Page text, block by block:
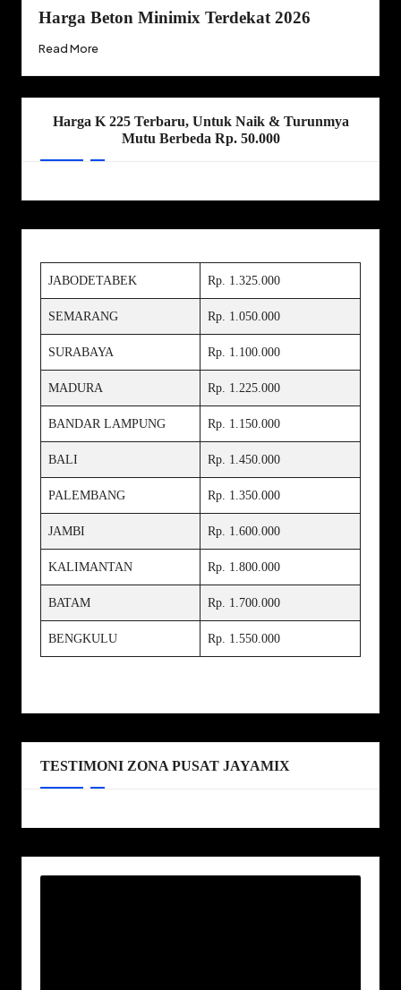
Harga Beton Minimix Terdekat 2026
Read More
Harga K 225 Terbaru, Untuk Naik & Turunmya
Mutu Berbeda Rp. 50.000
JABODETABEK Rp. 1.325.000
SEMARANG Rp. 1.050.000
SURABAYA Rp. 1.100.000
MADURA Rp. 1.225.000
BANDAR LAMPUNG Rp. 1.150.000
BALI Rp. 1.450.000
PALEMBANG Rp. 1.350.000
JAMBI Rp. 1.600.000
KALIMANTAN Rp. 1.800.000
BATAM Rp. 1.700.000
BENGKULU Rp. 1.550.000
TESTIMONI ZONA PUSAT JAYAMIX